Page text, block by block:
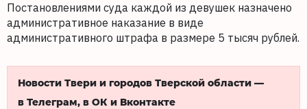
Постановлениями суда каждой из девушек назначено
административное наказание в виде
административного штрафа в размере 5 тысяч рублей.
Новости Твери и городов Тверской области —
в Телеграм, в ОК и Вконтакте